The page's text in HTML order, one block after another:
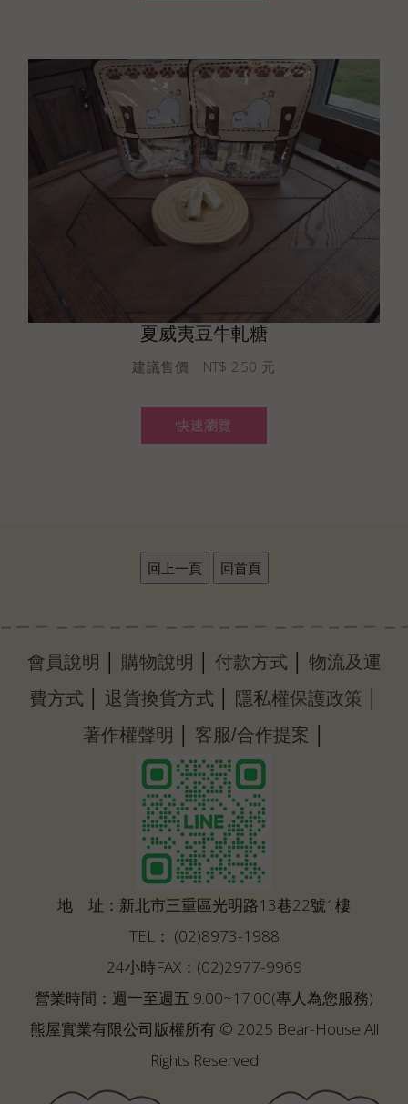
夏威夷豆牛軋糖
建議售價 NT$ 250 元
快速瀏覽
會員說明 購物說明 付款方式
物流及運
費方式
退貨換貨方式 隱私權保護政策
著作權聲明 客服/合作提案
地 址：新北市三重區光明路13巷22號1樓
TEL： (02)8973-1988
24小時FAX：(02)2977-9969
營業時間：週一至週五 9:00~17:00(專人為您服務)
熊屋實業有限公司版權所有 © 2025 Bear-House All
Rights Reserved